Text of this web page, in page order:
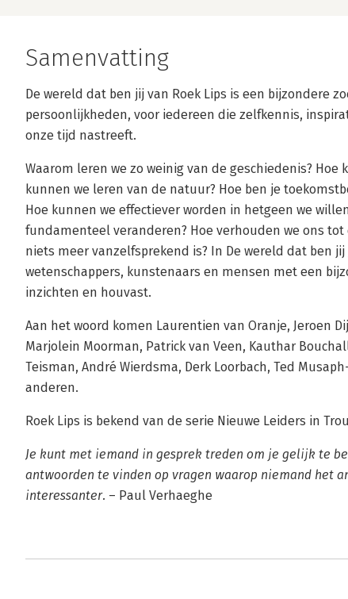
Samenvatting
De wereld dat ben jij van Roek Lips is een bijzondere
persoonlijkheden, voor iedereen die zelfkennis,
onze tijd nastreeft.
Waarom leren we zo weinig van de geschiedenis?
kunnen we leren van de natuur? Hoe ben je
Hoe kunnen we effectiever worden in hetgeen we
fundamenteel veranderen? Hoe verhouden we ons
niets meer vanzelfsprekend is? In De wereld dat ben
wetenschappers, kunstenaars en mensen met een
inzichten en houvast.
Aan het woord komen Laurentien van Oranje, Jeroen
Marjolein Moorman, Patrick van Veen, Kauthar
Teisman, André Wierdsma, Derk Loorbach, Ted
anderen.
Roek Lips is bekend van de serie Nieuwe Leiders in
Je kunt met iemand in gesprek treden om je gelijk te
antwoorden te vinden op vragen waarop niemand het
interessanter. – Paul Verhaeghe